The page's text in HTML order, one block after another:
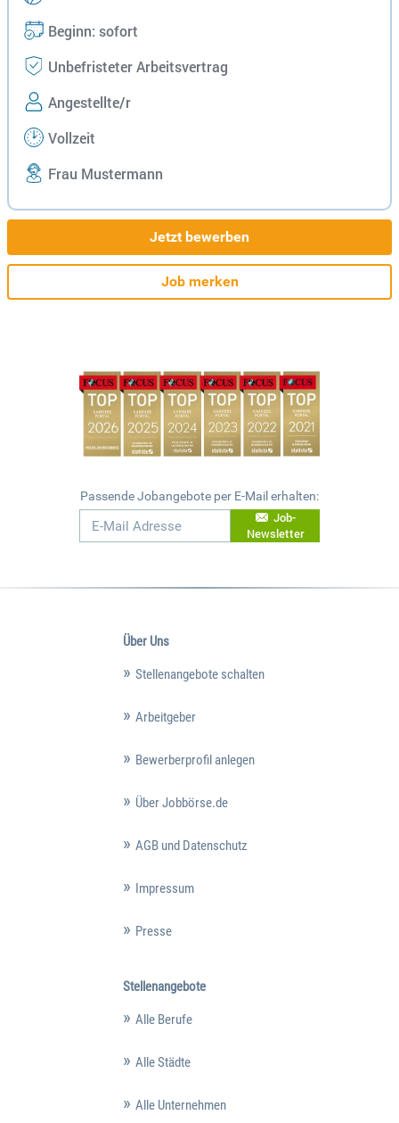
Beginn: sofort
Unbefristeter Arbeitsvertrag
Angestellte/r
Vollzeit
Frau Mustermann
Jetzt bewerben
Job merken
Passende Jobangebote per E-Mail erhalten:
Job-
Newsletter
Über Uns
Stellenangebote schalten
Arbeitgeber
Bewerberprofil anlegen
Über Jobbörse.de
AGB und Datenschutz
Impressum
Presse
Stellenangebote
Alle Berufe
Alle Städte
Alle Unternehmen